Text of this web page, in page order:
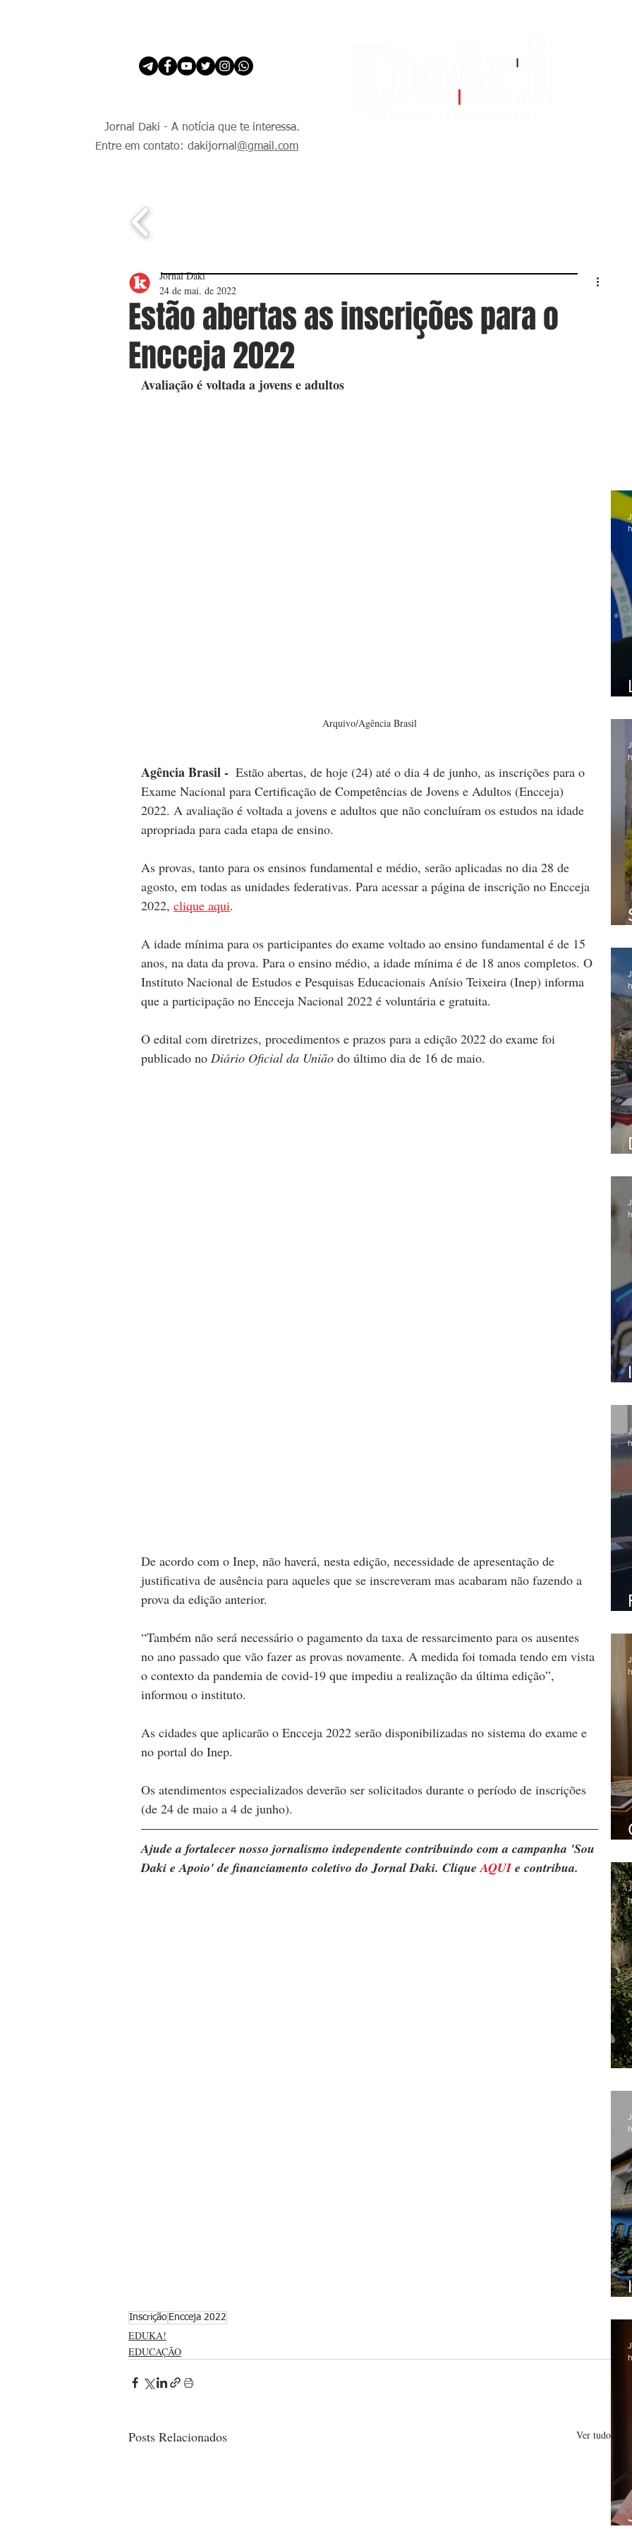
Jornal Daki - A notícia que te interessa.
Entre em contato: dakijornal @gmail.com
Estão abertas as inscrições para o
Encceja 2022
Jornal Daki
24 de mai. de 2022
Avaliação é voltada a jovens e adultos
Arquivo/Agência Brasil
Agência Brasil - Estão abertas, de hoje (24) até o dia 4 de junho, as inscrições para o
Exame Nacional para Certificação de Competências de Jovens e Adultos (Encceja)
2022. A avaliação é voltada a jovens e adultos que não concluíram os estudos na idade
apropriada para cada etapa de ensino.
As provas, tanto para os ensinos fundamental e médio, serão aplicadas no dia 28 de
agosto, em todas as unidades federativas. Para acessar a página de inscrição no Encceja
2022, clique aqui.
A idade mínima para os participantes do exame voltado ao ensino fundamental é de 15
anos, na data da prova. Para o ensino médio, a idade mínima é de 18 anos completos. O
Instituto Nacional de Estudos e Pesquisas Educacionais Anísio Teixeira (Inep) informa
que a participação no Encceja Nacional 2022 é voluntária e gratuita.
O edital com diretrizes, procedimentos e prazos para a edição 2022 do exame foi
publicado no Diário Oficial da União do último dia de 16 de maio.
De acordo com o Inep, não haverá, nesta edição, necessidade de apresentação de
justificativa de ausência para aqueles que se inscreveram mas acabaram não fazendo a
prova da edição anterior.
“Também não será necessário o pagamento da taxa de ressarcimento para os ausentes
no ano passado que vão fazer as provas novamente. A medida foi tomada tendo em vista
o contexto da pandemia de covid-19 que impediu a realização da última edição”,
informou o instituto.
As cidades que aplicarão o Encceja 2022 serão disponibilizadas no sistema do exame e
no portal do Inep.
Os atendimentos especializados deverão ser solicitados durante o período de inscrições
(de 24 de maio a 4 de junho).
Ajude a fortalecer nosso jornalismo independente contribuindo com a campanha 'Sou
Daki e Apoio' de financiamento coletivo do Jornal Daki. Clique AQUI e contribua.
Inscrição Encceja 2022
EDUKA!
EDUCAÇÃO
Posts Relacionados Ver tudo